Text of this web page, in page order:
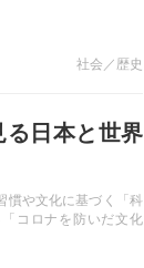
社会／歴史
る日本と世界
慣や文化に基づく「科
コロナを防いだ文化